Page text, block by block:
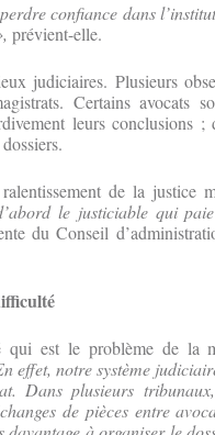
confiance dans
prévient-elle.
judiciaires. Plusieurs
Certains avocats
leurs conclusions
de la justice
le justiciable qui
du Conseil
est le problème de la
effet, notre système
Dans plusieurs
de pièces entre